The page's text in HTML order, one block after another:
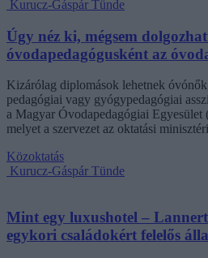
Kurucz-Gáspár Tünde
Úgy néz ki, mégsem
óvodapedagógusként az
Kizárólag diplomások lehetnek
pedagógiai vagy gyógypedagógiai
a Magyar Óvodapedagógiai Egyesület
melyet a szervezet az oktatási
Közoktatás
Kurucz-Gáspár Tünde
Mint egy luxushotel –
egykori családokért felelős